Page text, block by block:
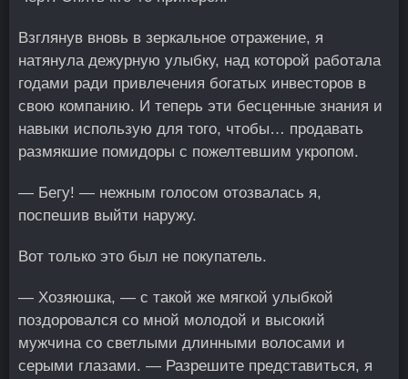
Взглянув вновь в зеркальное отражение, я
натянула дежурную улыбку, над которой работала
годами ради привлечения богатых инвесторов в
свою компанию. И теперь эти бесценные знания и
навыки использую для того, чтобы… продавать
размякшие помидоры с пожелтевшим укропом.
— Бегу! — нежным голосом отозвалась я,
поспешив выйти наружу.
Вот только это был не покупатель.
— Хозяюшка, — с такой же мягкой улыбкой
поздоровался со мной молодой и высокий
мужчина со светлыми длинными волосами и
серыми глазами. — Разрешите представиться, я